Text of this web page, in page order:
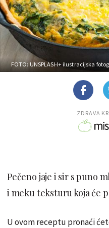
FOTO: UNSPLASH+ ilustracijska
ZDRAVA
Pečeno jaje i sir s puno
i meku teksturu koja će
U ovom receptu pronaći